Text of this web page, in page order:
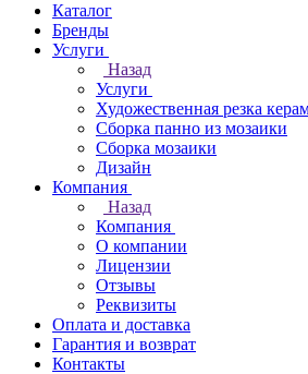
Каталог
Бренды
Услуги
Назад
Услуги
Художественная резка
Сборка панно из мозаики
Сборка мозаики
Дизайн
Компания
Назад
Компания
О компании
Лицензии
Отзывы
Реквизиты
Оплата и доставка
Гарантия и возврат
Контакты